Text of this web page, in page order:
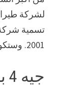
لشركة
تسمية
2001. وستكون قاعدة الشركة هي العاصمة الوطنية للخرطوم.
جيه 4 بدر ايرلاينز